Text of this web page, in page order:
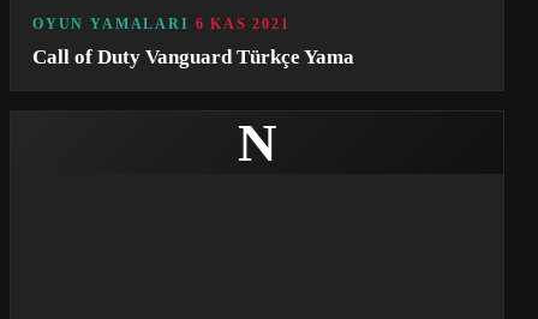
OYUN YAMALARI 6 KAS 2021
Call of Duty Vanguard Türkçe Yama
N